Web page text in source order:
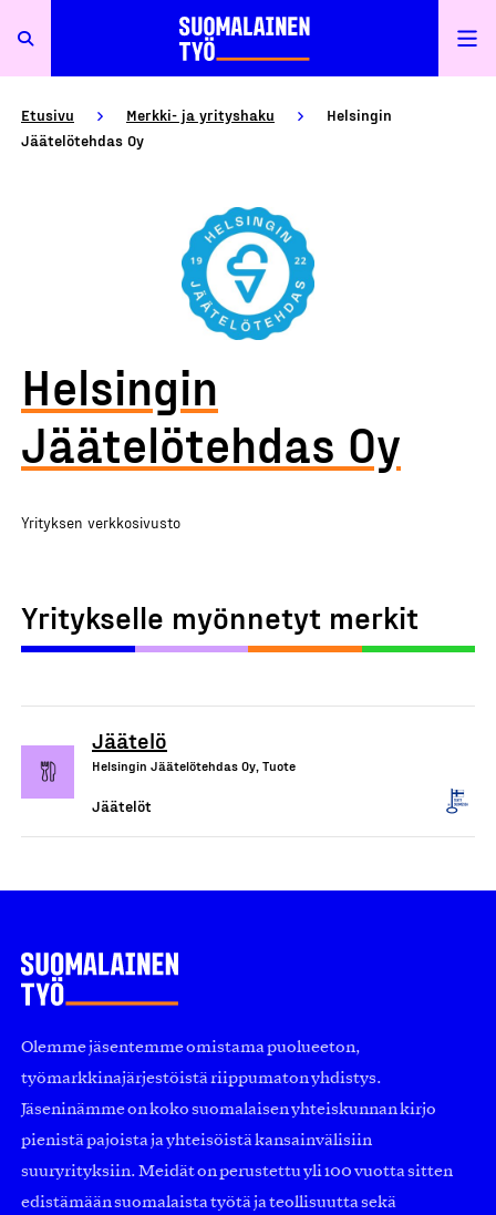
Etusivu Merkki- ja yrityshaku
Helsingin
Jäätelötehdas Oy
Helsingin
Jäätelötehdas Oy
Yrityksen verkkosivusto
Yritykselle myönnetyt merkit
Jäätelö
Helsingin Jäätelötehdas Oy, Tuote
Jäätelöt
Olemme jäsentemme omistama puolueeton,
työmarkkinajärjestöistä riippumaton yhdistys.
Jäseninämme on koko suomalaisen yhteiskunnan kirjo
pienistä pajoista ja yhteisöistä kansainvälisiin
suuryrityksiin. Meidät on perustettu yli 100 vuotta sitten
edistämään suomalaista työtä ja teollisuutta sekä